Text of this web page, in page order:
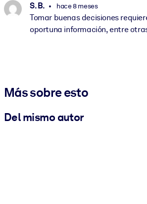
S. B. hace 8 meses
Tomar buenas decisiones
oportuna información, entre
Más sobre esto
Del mismo autor